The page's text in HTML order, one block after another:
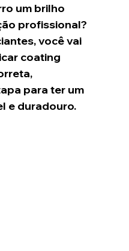
um brilho
profissional?
você vai
coating
para ter um
e duradouro.